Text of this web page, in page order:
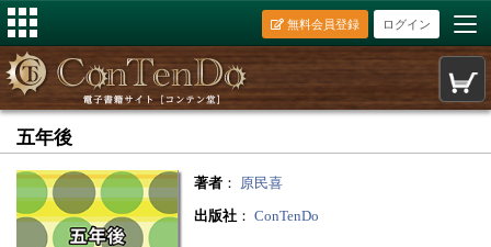
ログイン
無料会員登録
五年後
著者 ： 原民喜
出版社 ： ConTenDo